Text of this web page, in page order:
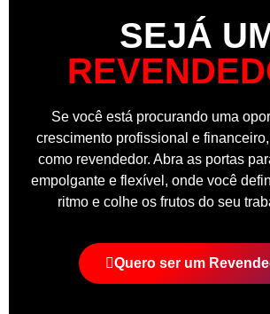
SEJÁ
Se você está procurando uma
crescimento profissional e
como revendedor. Abra as portas
empolgante e flexível, onde você
ritmo e colhe os frutos do seu
Quero ser um